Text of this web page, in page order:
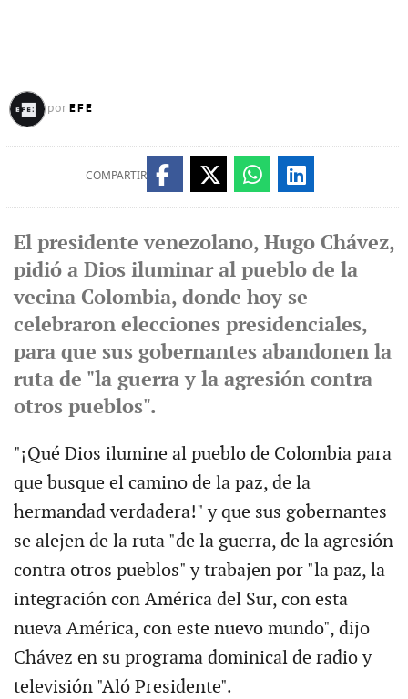
por EFE
COMPARTIR
El presidente venezolano, Hugo Chávez,
pidió a Dios iluminar al pueblo de la
vecina Colombia, donde hoy se
celebraron elecciones presidenciales,
para que sus gobernantes abandonen la
ruta de "la guerra y la agresión contra
otros pueblos".
"¡Qué Dios ilumine al pueblo de Colombia para
que busque el camino de la paz, de la
hermandad verdadera!" y que sus gobernantes
se alejen de la ruta "de la guerra, de la agresión
contra otros pueblos" y trabajen por "la paz, la
integración con América del Sur, con esta
nueva América, con este nuevo mundo", dijo
Chávez en su programa dominical de radio y
televisión "Aló Presidente".